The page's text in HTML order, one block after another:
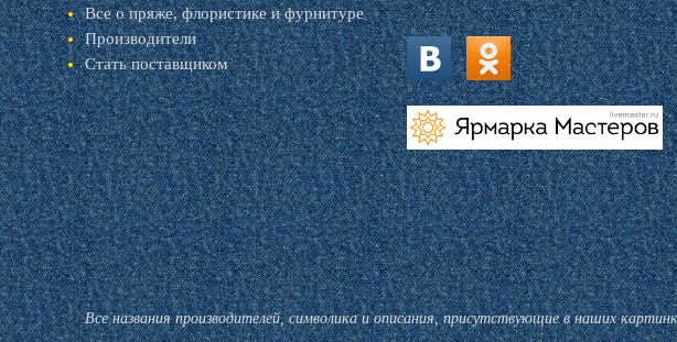
Все о пряже, флористике и фурнитуре
Производители
Стать поставщиком
vk.com ok.ru
livemaster.ru
Все названия производителей, символика и описания, присутствующие в наших